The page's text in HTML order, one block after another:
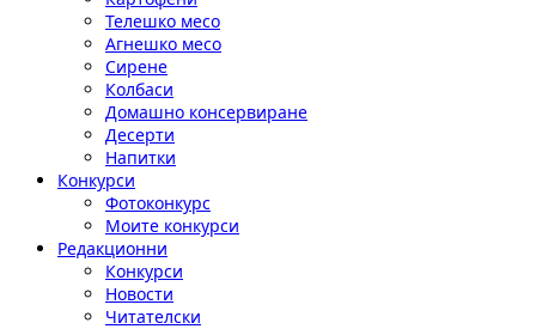
Телешко месо
Агнешко месо
Сирене
Колбаси
Домашно консервиране
Десерти
Напитки
Конкурси
Фотоконкурс
Моите конкурси
Редакционни
Конкурси
Новости
Читателски